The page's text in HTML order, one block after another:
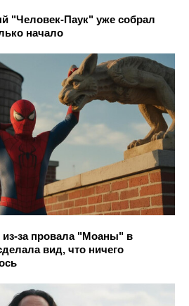
"Человек-Паук" уже собрал
начало
из-за провала "Моаны" в
вид, что ничего